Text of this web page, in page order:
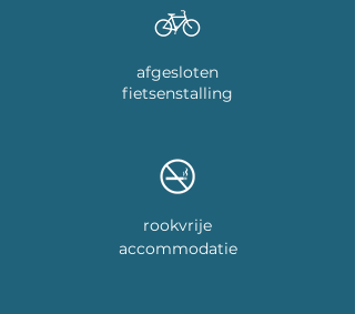
afgesloten
fietsenstalling
rookvrije
accommodatie